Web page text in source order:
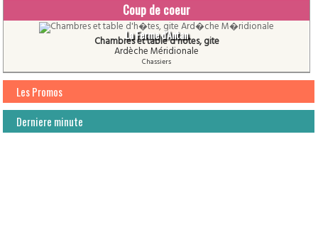
Coup de coeur
La Ferme d'Antan
Chambres et table d'hôtes, gite
Ardèche Méridionale
Chassiers
Les Promos
Derniere minute